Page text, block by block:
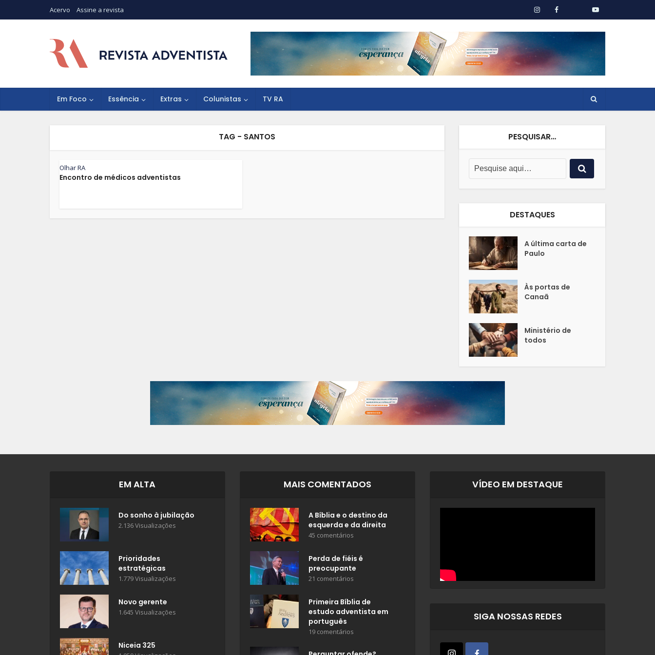
Acervo Assine a revista
Em Foco Essência Extras Colunistas TV RA
TAG - SANTOS
Olhar RA
Encontro de médicos adventistas
PESQUISAR…
DESTAQUES
A última carta de
Paulo
Às portas de
Canaã
Ministério de
todos
EM ALTA
Do sonho à jubilação
2.136 Visualizações
Prioridades
estratégicas
1.779 Visualizações
Novo gerente
1.645 Visualizações
Niceia 325
MAIS COMENTADOS
A Bíblia e o destino da
esquerda e da direita
45 comentários
Perda de fiéis é
preocupante
21 comentários
Primeira Bíblia de
estudo adventista em
português
19 comentários
VÍDEO EM DESTAQUE
SIGA NOSSAS REDES